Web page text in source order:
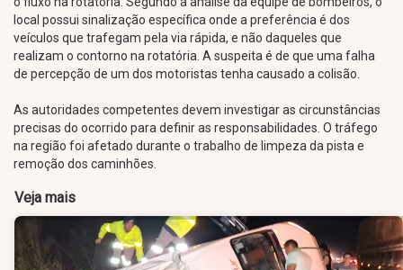
local possui sinalização específica onde a preferência é dos
veículos que trafegam pela via rápida, e não daqueles que
realizam o contorno na rotatória. A suspeita é de que uma falha
de percepção de um dos motoristas tenha causado a colisão.
As autoridades competentes devem investigar as circunstâncias
precisas do ocorrido para definir as responsabilidades. O tráfego
na região foi afetado durante o trabalho de limpeza da pista e
remoção dos caminhões.
Veja mais